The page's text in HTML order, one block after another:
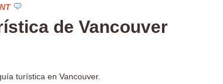
de Vancouver
turística en Vancouver.